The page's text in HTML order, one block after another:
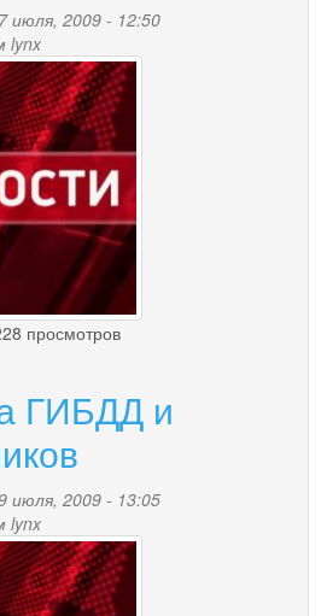
июля, 2009 - 12:50
lynx
просмотров
ГИБДД и
июля, 2009 - 13:05
lynx